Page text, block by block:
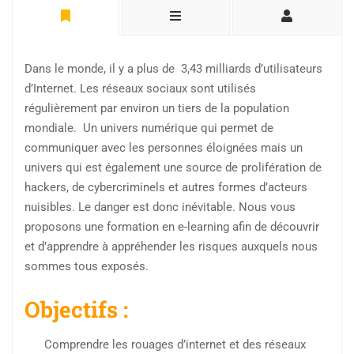
Dans le monde, il y a plus de 3,43 milliards d’utilisateurs
d’Internet. Les réseaux sociaux sont utilisés
régulièrement par environ un tiers de la population
mondiale. Un univers numérique qui permet de
communiquer avec les personnes éloignées mais un
univers qui est également une source de prolifération de
hackers, de cybercriminels et autres formes d’acteurs
nuisibles. Le danger est donc inévitable. Nous vous
proposons une formation en e-learning afin de découvrir
et d’apprendre à appréhender les risques auxquels nous
sommes tous exposés.
Objectifs :
Comprendre les rouages d’internet et des réseaux